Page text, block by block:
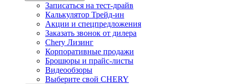
Записаться на тест-драйв
Калькулятор Трейд-ин
Акции и спецпредложения
Заказать звонок от дилера
Chery Лизинг
Корпоративные продажи
Брошюры и прайс-листы
Видеообзоры
Выберите свой CHERY